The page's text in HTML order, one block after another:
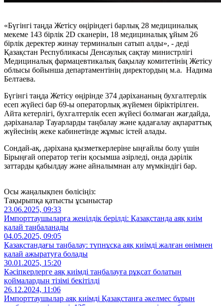
«Бүгінгі таңда Жетісу өңіріндегі барлық 28 медициналық
мекеме 143 бірлік 2D сканерін, 18 медициналық ұйым 26
бірлік деректер жинау терминалын сатып алды», - деді
Қазақстан Республикасы Денсаулық сақтау министрлігі
Медициналық фармацевтикалық бақылау комитетінің Жетісу
облысы бойынша департаментінің директордың м.а. Надима
Белтаева.
Бүгінгі таңда Жетісу өңірінде 374 дәріхананың бухгалтерлік
есеп жүйесі бар 69-ы операторлық жүйемен біріктірілген.
Айта кетерлігі, бухгалтерлік есеп жүйесі болмаған жағдайда,
дәріханалар Тауарларды таңбалау және қадағалау ақпараттық
жүйесінің жеке кабинетінде жұмыс істей алады.
Сондай-ақ, дәріхана қызметкерлеріне ыңғайлы болу үшін
Бірыңғай оператор тегін қосымша әзірледі, онда дәрілік
заттарды қабылдау және айналымнан алу мүмкіндігі бар.
Осы жаңалықпен бөлісіңіз:
Тақырыпқа қатысты ұсыныстар
23.06.2025, 09:33
Импорттаушыларға жеңілдік берілді: Қазақстанда аяқ киім
қалай таңбаланады
04.05.2025, 09:05
Қазақстандағы таңбалау: түпнұсқа аяқ киімді жалған өнімнен
қалай ажыратуға болады
30.01.2025, 15:20
Кәсіпкерлерге аяқ киімді таңбалауға рұқсат болатын
қоймалардың тізімі бекітілді
26.12.2024, 11:06
Импорттаушылар аяқ киімді Қазақстанға әкелмес бұрын